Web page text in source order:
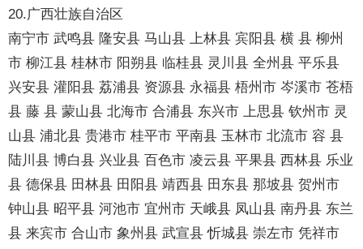
20.广西壮族自治区
南宁市 武鸣县 隆安县 马山县 上林县 宾阳县 横 县 柳州
市 柳江县 桂林市 阳朔县 临桂县 灵川县 全州县 平乐县
兴安县 灌阳县 荔浦县 资源县 永福县 梧州市 岑溪市 苍梧
县 藤 县 蒙山县 北海市 合浦县 东兴市 上思县 钦州市 灵
山县 浦北县 贵港市 桂平市 平南县 玉林市 北流市 容 县
陆川县 博白县 兴业县 百色市 凌云县 平果县 西林县 乐业
县 德保县 田林县 田阳县 靖西县 田东县 那坡县 贺州市
钟山县 昭平县 河池市 宜州市 天峨县 凤山县 南丹县 东兰
县 来宾市 合山市 象州县 武宣县 忻城县 崇左市 凭祥市